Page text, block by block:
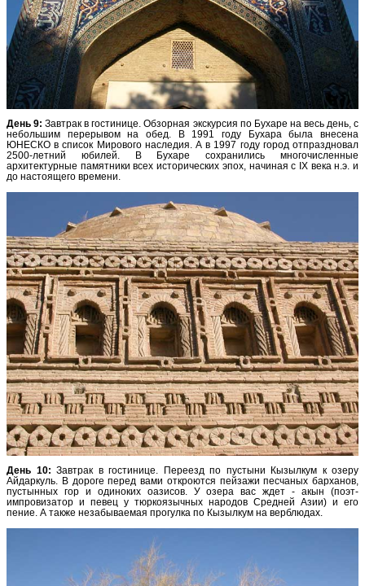
День 9: Завтрак в гостинице. Обзорная экскурсия по Бухаре на весь день, с
небольшим перерывом на обед. В 1991 году Бухара была внесена
ЮНЕСКО в список Мирового наследия. А в 1997 году город отпраздновал
2500-летний юбилей. В Бухаре сохранились многочисленные
архитектурные памятники всех исторических эпох, начиная с IX века н.э. и
до настоящего времени.
День 10: Завтрак в гостинице. Переезд по пустыни Кызылкум к озеру
Айдаркуль. В дороге перед вами откроются пейзажи песчаных барханов,
пустынных гор и одиноких оазисов. У озера вас ждет - акын (поэт-
импровизатор и певец у тюркоязычных народов Средней Азии) и его
пение. А также незабываемая прогулка по Кызылкум на верблюдах.